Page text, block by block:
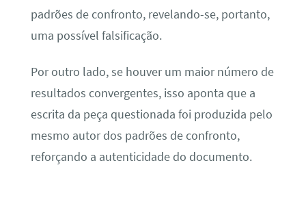
padrões de confronto, revelando-se, portanto,
uma possível falsificação.
Por outro lado, se houver um maior número de
resultados convergentes, isso aponta que a
escrita da peça questionada foi produzida pelo
mesmo autor dos padrões de confronto,
reforçando a autenticidade do documento.